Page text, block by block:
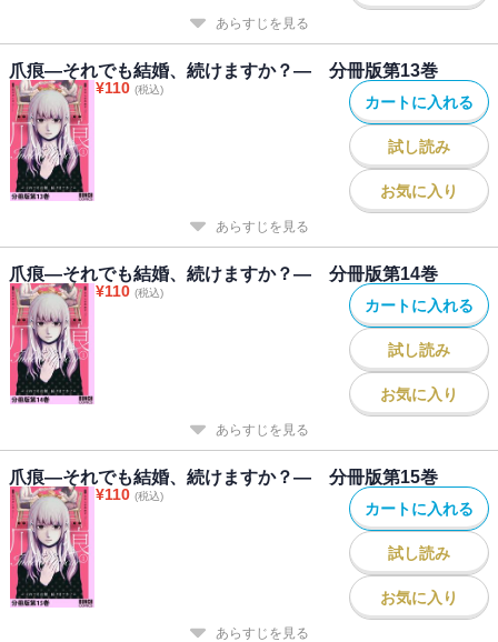
あらすじを見る
爪痕―それでも結婚、続けますか？― 分冊版第13巻
¥110 (税込)
カートに入れる
試し読み
お気に入り
あらすじを見る
爪痕―それでも結婚、続けますか？― 分冊版第14巻
¥110 (税込)
カートに入れる
試し読み
お気に入り
あらすじを見る
爪痕―それでも結婚、続けますか？― 分冊版第15巻
¥110 (税込)
カートに入れる
試し読み
お気に入り
あらすじを見る